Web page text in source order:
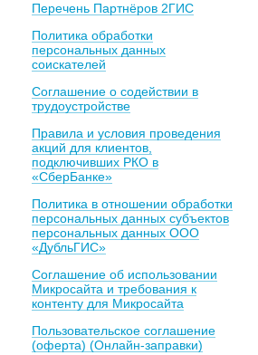
Перечень Партнёров 2ГИС
Политика обработки
персональных данных
соискателей
Соглашение о содействии в
трудоустройстве
Правила и условия проведения
акций для клиентов,
подключивших РКО в
«СберБанке»
Политика в отношении обработки
персональных данных субъектов
персональных данных ООО
«ДубльГИС»
Соглашение об использовании
Микросайта и требования к
контенту для Микросайта
Пользовательское соглашение
(оферта) (Онлайн-заправки)